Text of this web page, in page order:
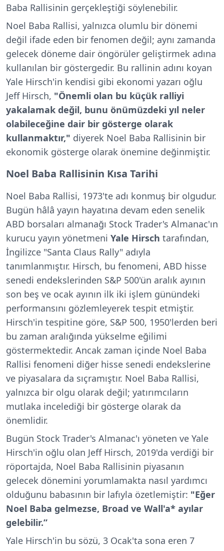
Baba Rallisinin gerçekleştiği söylenebilir.
Noel Baba Rallisi, yalnızca olumlu bir dönemi
değil ifade eden bir fenomen değil; aynı zamanda
gelecek döneme dair öngörüler geliştirmek adına
kullanılan bir göstergedir. Bu rallinin adını koyan
Yale Hirsch'in kendisi gibi ekonomi yazarı oğlu
Jeff Hirsch, "Önemli olan bu küçük ralliyi
yakalamak değil, bunu önümüzdeki yıl neler
olabileceğine dair bir gösterge olarak
kullanmaktır," diyerek Noel Baba Rallisinin bir
ekonomik gösterge olarak önemine değinmiştir.
Noel Baba Rallisinin Kısa Tarihi
Noel Baba Rallisi, 1973'te adı konmuş bir olgudur.
Bugün hâlâ yayın hayatına devam eden senelik
ABD borsaları almanağı Stock Trader's Almanac'ın
kurucu yayın yönetmeni Yale Hirsch tarafından,
İngilizce "Santa Claus Rally" adıyla
tanımlanmıştır. Hirsch, bu fenomeni, ABD hisse
senedi endekslerinden S&P 500'ün aralık ayının
son beş ve ocak ayının ilk iki işlem günündeki
performansını gözlemleyerek tespit etmiştir.
Hirsch'in tespitine göre, S&P 500, 1950'lerden beri
bu zaman aralığında yükselme eğilimi
göstermektedir. Ancak zaman içinde Noel Baba
Rallisi fenomeni diğer hisse senedi endekslerine
ve piyasalara da sıçramıştır. Noel Baba Rallisi,
yalnızca bir olgu olarak değil; yatırımcıların
mutlaka incelediği bir gösterge olarak da
önemlidir.
Bugün Stock Trader's Almanac'ı yöneten ve Yale
Hirsch'in oğlu olan Jeff Hirsch, 2019'da verdiği bir
röportajda, Noel Baba Rallisinin piyasanın
gelecek dönemini yorumlamakta nasıl yardımcı
olduğunu babasının bir lafıyla özetlemiştir: "Eğer
Noel Baba gelmezse, Broad ve Wall'a* ayılar
gelebilir.”
Yale Hirsch'in bu sözü, 3 Ocak'ta sona eren 7